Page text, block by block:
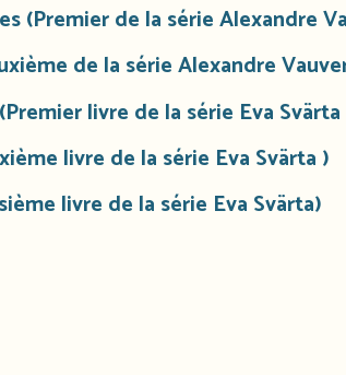
(Premier de la série Alexandre
de la série Alexandre
livre de la série Eva
livre de la série Eva Svärta )
livre de la série Eva Svärta)